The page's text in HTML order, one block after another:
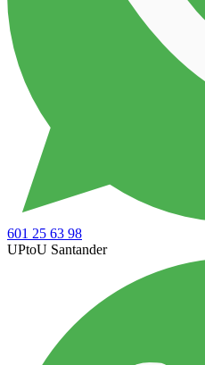
601 25 63 98
UPtoU Santander